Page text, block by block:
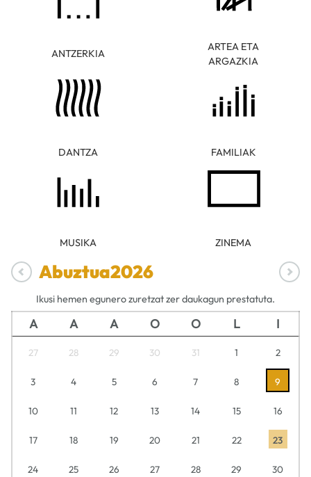
ANTZERKIA
ARTEA ETA
ARGAZKIA
DANTZA FAMILIAK
MUSIKA ZINEMA
Abuztua2026
Ikusi hemen egunero zuretzat zer daukagun prestatuta.
A A A O O L I
27 28 29 30 31 1 2
3 4 5 6 7 8 9
10 11 12 13 14 15 16
17 18 19 20 21 22 23
24 25 26 27 28 29 30